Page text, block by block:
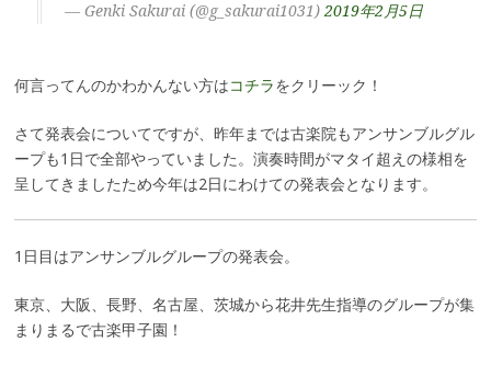
— Genki Sakurai (@g_sakurai1031) 2019年2月5日
何言ってんのかわかんない方はコチラをクリーック！
さて発表会についてですが、昨年までは古楽院もアンサンブルグル
ープも1日で全部やっていました。演奏時間がマタイ超えの様相を
呈してきましたため今年は2日にわけての発表会となります。
1日目はアンサンブルグループの発表会。
東京、大阪、長野、名古屋、茨城から花井先生指導のグループが集
まりまるで古楽甲子園！